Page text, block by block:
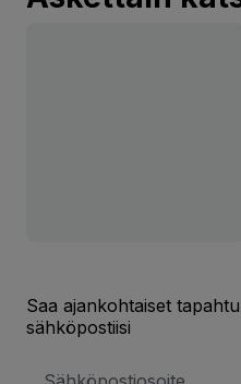
Saa ajankohtaiset
sähköpostiisi